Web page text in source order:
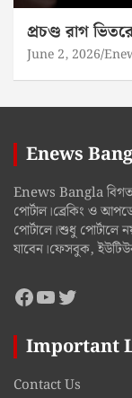
প্রচণ্ড রাগ
June 2, 2026
Enews
Enews Bangla বিগত
পোর্টাল।ব্রেকিং ও
পোর্টালে।শুধু পোর্টালে
যাবেন।ফেসবুক,
Facebook
YouTube
Twitter
Important
Contact Us